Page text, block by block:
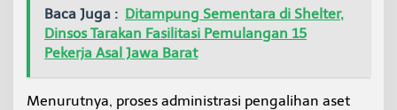
n
e
Baca Juga : Ditampung Sementara di Shelter,
Dinsos Tarakan Fasilitasi Pemulangan 15
Pekerja Asal Jawa Barat
Menurutnya, proses administrasi pengalihan aset